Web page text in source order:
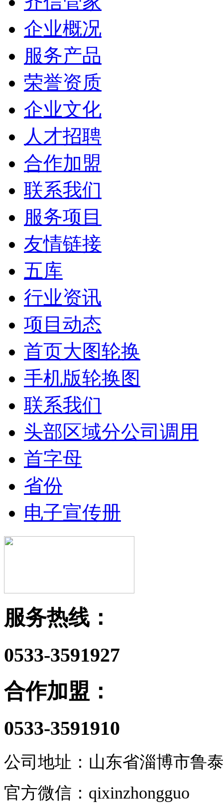
企业概况
服务产品
荣誉资质
企业文化
人才招聘
合作加盟
联系我们
服务项目
友情链接
五库
行业资讯
项目动态
首页大图轮换
手机版轮换图
联系我们
头部区域分公司调用
首字母
省份
电子宣传册
服务热线：
0533-3591927
合作加盟：
0533-3591910
公司地址：山东省淄博市鲁
官方微信：qixinzhongguo